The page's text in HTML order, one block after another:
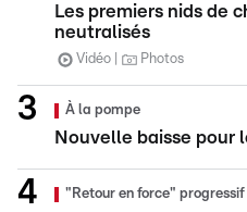
Les premiers nids de
neutralisés
Vidéo Photos
À la pompe
Nouvelle baisse pour
"Retour en force"